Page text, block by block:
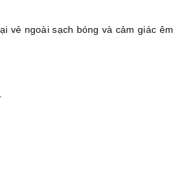
vẻ ngoài sạch bóng và cảm giác êm